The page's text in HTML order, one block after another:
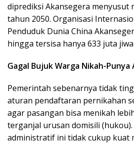
diprediksi Akansegera menyusut
tahun 2050. Organisasi
Penduduk Dunia China
hingga tersisa hanya 633 juta
Gagal Bujuk Warga Nikah-Punya
Pemerintah sebenarnya tidak
aturan pendaftaran pernikahan
agar pasangan bisa menikah
terganjal urusan domisili
administratif ini tidak cukup kuat